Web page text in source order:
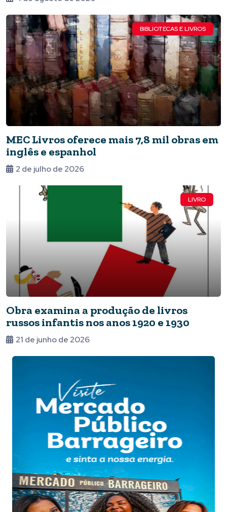
BIBLIOTECAS E LIVROS
MEC Livros oferece mais 7,8 mil obras em
inglês e espanhol
2 de julho de 2026
LIVRO
Obra examina a produção de livros
russos infantis nos anos 1920 e 1930
21 de junho de 2026